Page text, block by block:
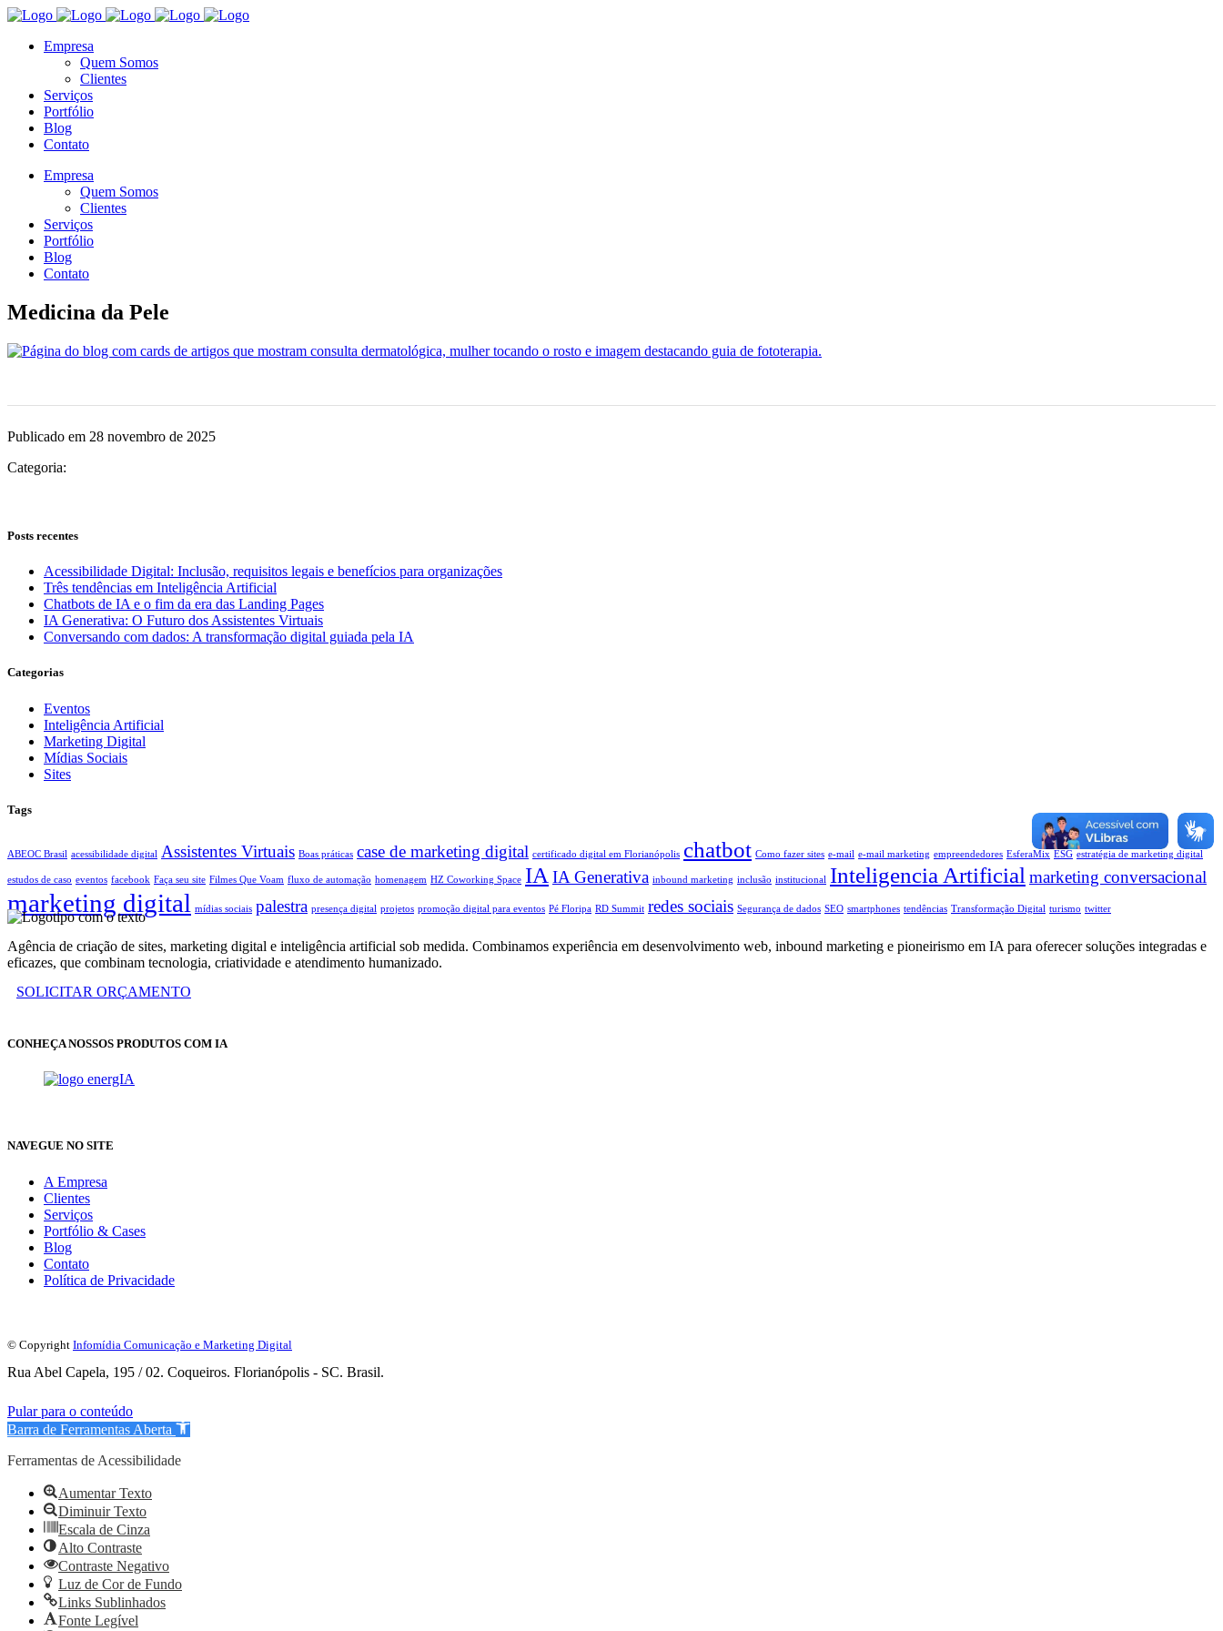
Empresa
Quem Somos
Clientes
Serviços
Portfólio
Blog
Contato
Empresa
Quem Somos
Clientes
Serviços
Portfólio
Blog
Contato
Medicina da Pele
Publicado em 28 novembro de 2025
Categoria:
Posts recentes
Acessibilidade Digital: Inclusão, requisitos legais e benefícios para organizações
Três tendências em Inteligência Artificial
Chatbots de IA e o fim da era das Landing Pages
IA Generativa: O Futuro dos Assistentes Virtuais
Conversando com dados: A transformação digital guiada pela IA
Categorias
Eventos
Inteligência Artificial
Marketing Digital
Mídias Sociais
Sites
Tags
ABEOC Brasil acessibilidade digital Assistentes Virtuais Boas práticas case de marketing digital certificado digital em Florianópolis chatbot Como fazer sites e-mail e-mail marketing empreendedores EsferaMix ESG estratégia de marketing digital
estudos de caso eventos facebook Faça seu site Filmes Que Voam fluxo de automação homenagem HZ Coworking Space IA IA Generativa inbound marketing inclusão institucional Inteligencia Artificial marketing conversacional
marketing digital mídias sociais palestra presença digital projetos promoção digital para eventos Pé Floripa RD Summit redes sociais Segurança de dados SEO smartphones tendências Transformação Digital turismo twitter
Agência de criação de sites, marketing digital e inteligência artificial sob medida. Combinamos experiência em desenvolvimento web, inbound marketing e pioneirismo em IA para oferecer soluções integradas e
eficazes, que combinam tecnologia, criatividade e atendimento humanizado.
SOLICITAR ORÇAMENTO
CONHEÇA NOSSOS PRODUTOS COM IA
NAVEGUE NO SITE
A Empresa
Clientes
Serviços
Portfólio & Cases
Blog
Contato
Política de Privacidade
© Copyright Infomídia Comunicação e Marketing Digital
Rua Abel Capela, 195 / 02. Coqueiros. Florianópolis - SC. Brasil.
Pular para o conteúdo
Barra de Ferramentas Aberta
Ferramentas de Acessibilidade
Aumentar Texto
Diminuir Texto
Escala de Cinza
Alto Contraste
Contraste Negativo
Luz de Cor de Fundo
Links Sublinhados
Fonte Legível